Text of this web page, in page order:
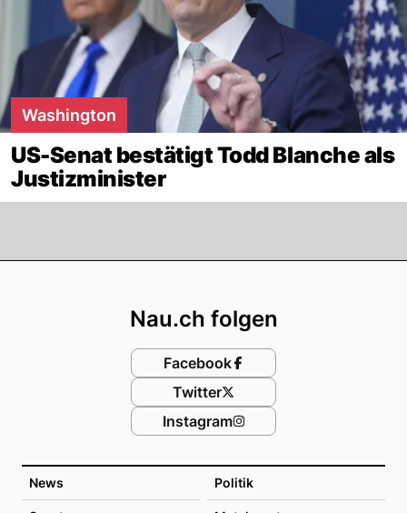
Washington
US-Senat bestätigt Todd Blanche als
Justizminister
News Politik
Nau.ch folgen
Facebook
Twitter
Instagram